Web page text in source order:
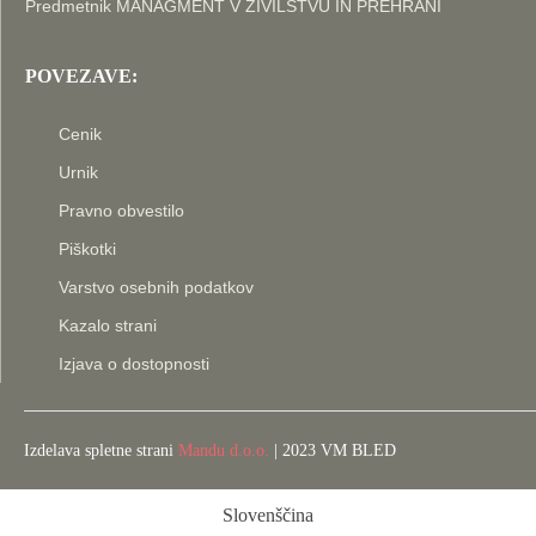
Predmetnik MANAGMENT V ŽIVILSTVU IN PREHRANI
POVEZAVE:
Cenik
Urnik
Pravno obvestilo
Piškotki
Varstvo osebnih podatkov
Kazalo strani
Izjava o dostopnosti
Izdelava spletne strani Mandu d.o.o. | 2023 VM BLED
Slovenščina